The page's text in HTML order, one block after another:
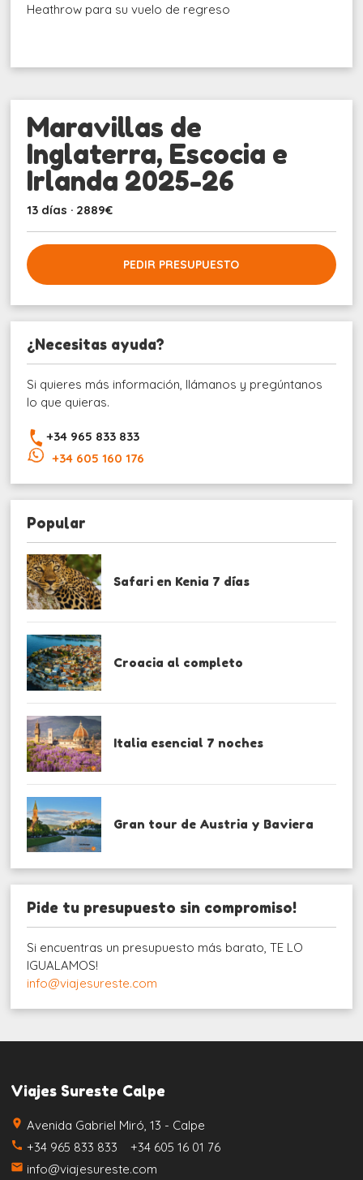
Heathrow para su vuelo de regreso
Maravillas de
Inglaterra, Escocia e
Irlanda 2025-26
13 días · 2889€
PEDIR PRESUPUESTO
¿Necesitas ayuda?
Si quieres más información, llámanos y pregúntanos
lo que quieras.
+34 965 833 833
+34 605 160 176
Popular
Safari en Kenia 7 días
Croacia al completo
Italia esencial 7 noches
Gran tour de Austria y Baviera
Pide tu presupuesto sin compromiso!
Si encuentras un presupuesto más barato, TE LO
IGUALAMOS!
info@viajesureste.com
Viajes Sureste Calpe
place Avenida Gabriel Miró, 13 - Calpe
call +34 965 833 833 +34 605 16 01 76
email info@viajesureste.com